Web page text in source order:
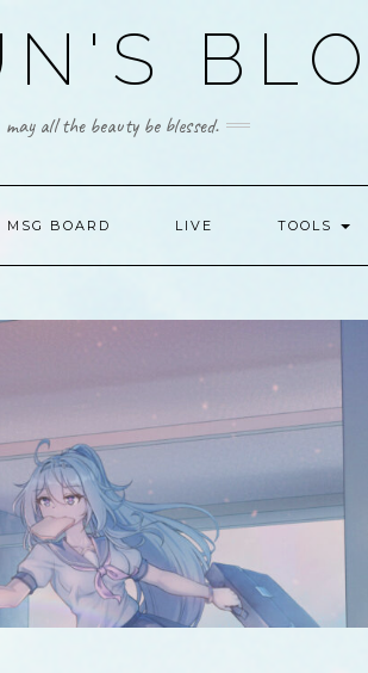
may all the beauty be blessed.
MSG BOARD LIVE TOOLS